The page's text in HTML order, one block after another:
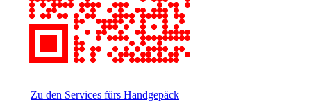
Zu den Services fürs Handgepäck